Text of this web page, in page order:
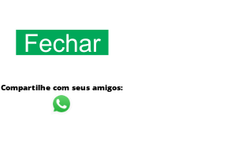
Compartilhe com seus amigos: